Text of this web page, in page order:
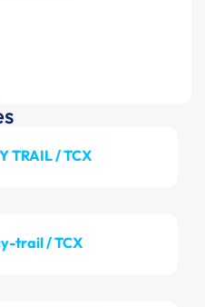
TRAIL / TCX
trail / TCX